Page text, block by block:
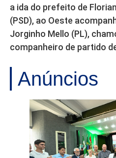
a ida do prefeito de
(PSD), ao Oeste
Jorginho Mello (PL),
companheiro de partido
Anúncios